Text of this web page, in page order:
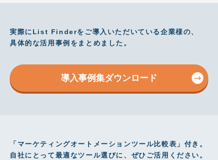
実際にList Finderをご導入いただいている企業様の、
具体的な活用事例をまとめました。
導入事例集ダウンロード
「マーケティングオートメーションツール比較表」付き。
自社にとって最適なツール選びに、ぜひご活用ください。